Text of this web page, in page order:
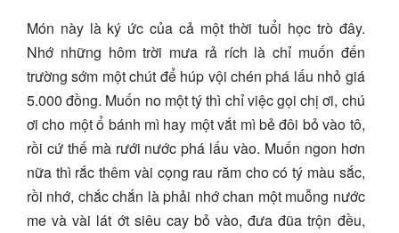
Món này là ký ức của cả một thời tuổi học trò đây.
Nhớ những hôm trời mưa rả rích là chỉ muốn đến
trường sớm một chút để húp vội chén phá lấu nhỏ giá
5.000 đồng. Muốn no một tý thì chỉ việc gọi chị ơi, chú
ơi cho một ổ bánh mì hay một vắt mì bẻ đôi bỏ vào tô,
rồi cứ thế mà rưới nước phá lấu vào. Muốn ngon hơn
nữa thì rắc thêm vài cọng rau răm cho có tý màu sắc,
rồi nhớ, chắc chắn là phải nhớ chan một muỗng nước
me và vài lát ớt siêu cay bỏ vào, đưa đũa trộn đều,